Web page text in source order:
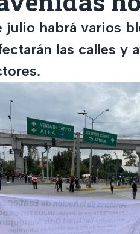
julio habrá varios
las calles y